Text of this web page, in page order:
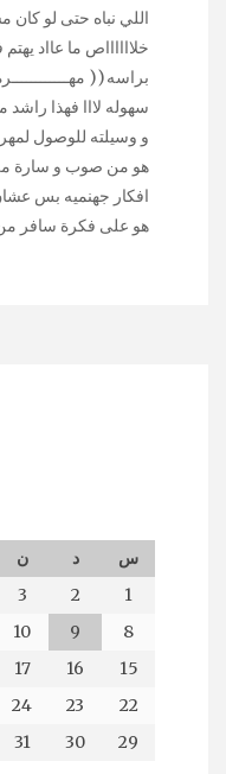
اللي نباه حتى لو
خلااااااص ما عااد يهتم
براسه ((
سهوله لااا فهذا
و وسيلته للوصول لمهره
هو من صوب و سارة من
افكار جهنميه بس عشان
هو على فكرة سافر
س د ن
1
2
3
8
9
10
15
16
17
22
23
24
29
30
31